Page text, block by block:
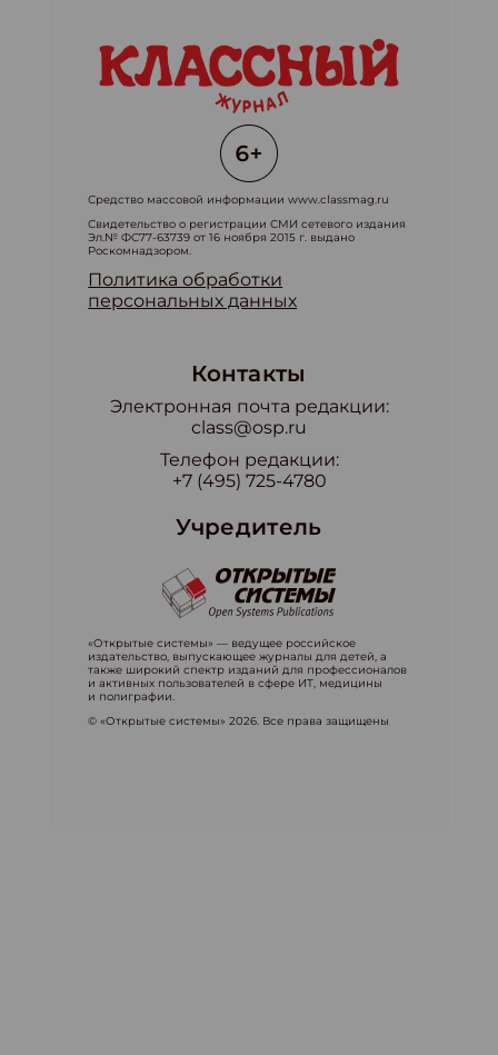
Средство массовой информации www.classmag.ru
Свидетельство о регистрации СМИ сетевого издания
Эл.№ ФС77-63739 от 16 ноября 2015 г. выдано
Роскомнадзором.
Политика обработки
персональных данных
Контакты
Электронная почта редакции:
class@osp.ru
Телефон редакции:
+7 (495) 725-4780
Учредитель
«Открытые системы» — ведущее российское
издательство, выпускающее журналы для детей, а
также широкий спектр изданий для профессионалов
и активных пользователей в сфере ИТ, медицины
и полиграфии.
© «Открытые системы» 2026. Все права защищены